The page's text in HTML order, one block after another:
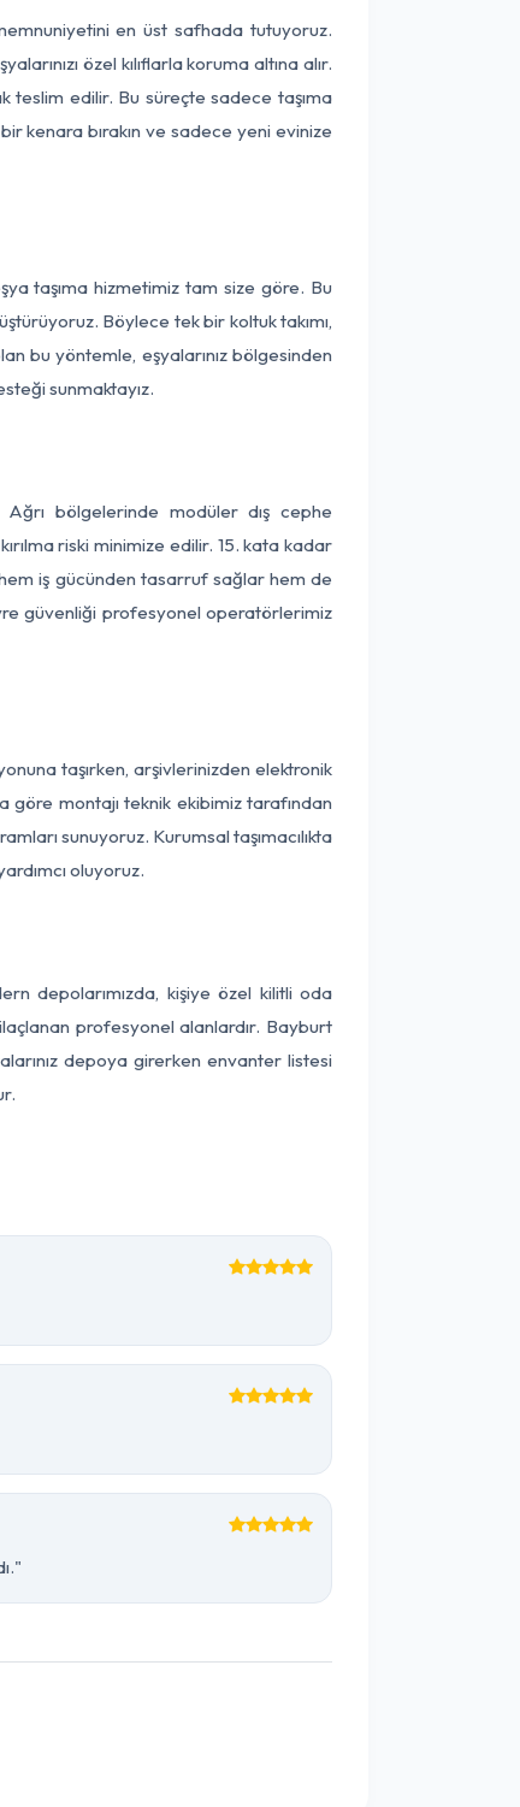
en üst safhada tutuyoruz.
özel kılıflarla koruma altına alır.
teslim edilir. Bu süreçte sadece taşıma
bir kenara bırakın ve sadece yeni evinize
taşıma hizmetimiz tam size göre. Bu
Böylece tek bir koltuk takımı,
bu yöntemle, eşyalarınız bölgesinden
sunmaktayız.
bölgelerinde modüler dış cephe
riski minimize edilir. 15. kata kadar
iş gücünden tasarruf sağlar hem de
güvenliği profesyonel operatörlerimiz
taşırken, arşivlerinizden elektronik
göre montajı teknik ekibimiz tarafından
sunuyoruz. Kurumsal taşımacılıkta
oluyoruz.
depolarımızda, kişiye özel kilitli oda
profesyonel alanlardır. Bayburt
depoya girerken envanter listesi